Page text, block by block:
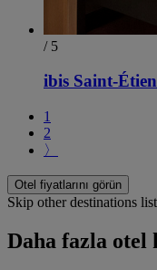
/ 5
ibis Saint-
1
2
〉
Otel fiyatlarını görün
Skip other destinations list
Daha fazla otel